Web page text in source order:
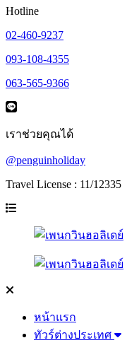
Hotline
02-460-9237
093-108-4355
063-565-9366
เราช่วยคุณได้
@penguinholiday
Travel License : 11/12335
หน้าแรก
ทัวร์ต่างประเทศ